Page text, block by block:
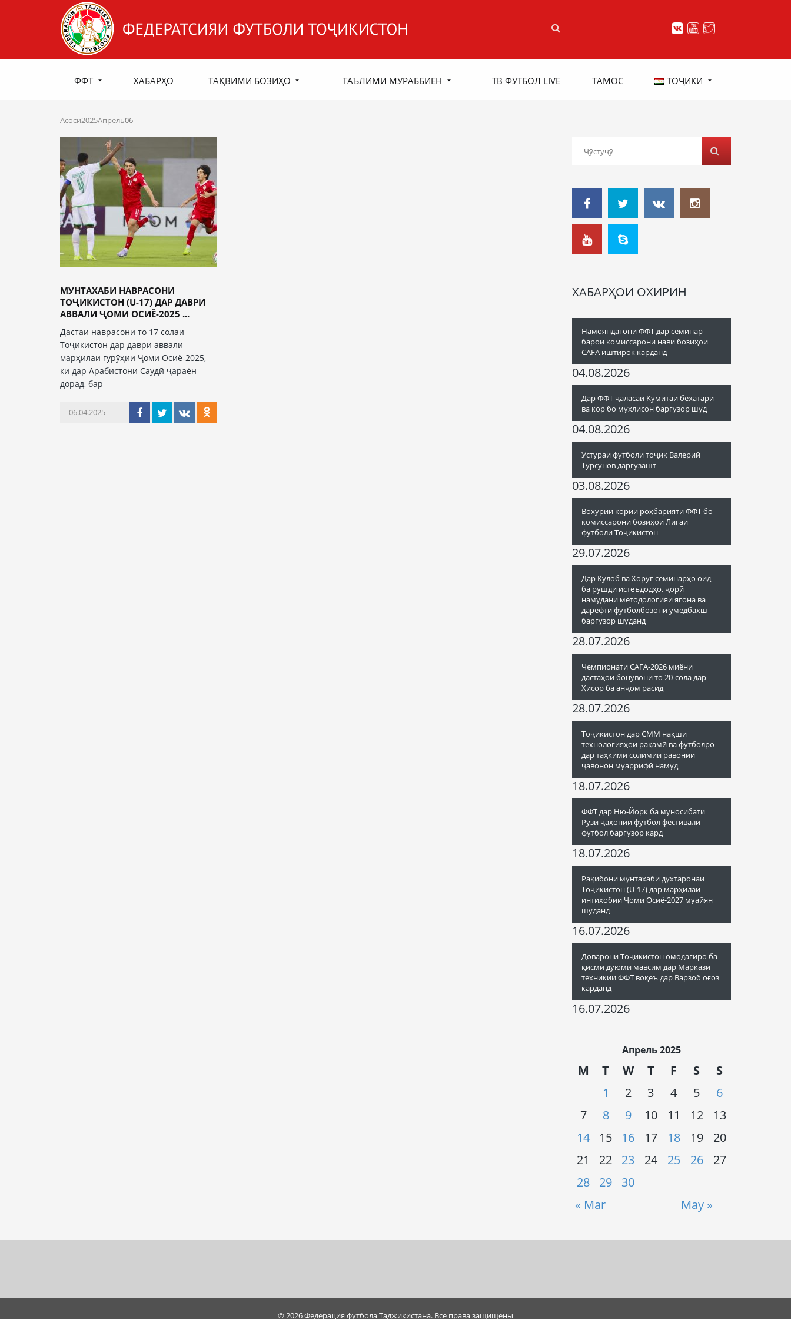
ФФТ ХАБАРҲО ТАҚВИМИ БОЗИҲО ТАЪЛИМИ МУРАББИЁН ТВ ФУТБОЛ LIVE ТАМОС ТОҶИКИ
Асосӣ2025Апрель06
МУНТАХАБИ НАВРАСОНИ
ТОҶИКИСТОН (U-17) ДАР ДАВРИ
АВВАЛИ ҶОМИ ОСИЁ-2025 ...
Дастаи наврасони то 17 солаи
Тоҷикистон дар даври аввали
марҳилаи гурӯҳии Ҷоми Осиё-2025,
ки дар Арабистони Саудӣ ҷараён
дорад, бар
06.04.2025
ХАБАРҲОИ ОХИРИН
Намояндагони ФФТ дар семинар
барои комиссарони нави бозиҳои
CAFA иштирок карданд
04.08.2026
Дар ФФТ ҷаласаи Кумитаи бехатарӣ
ва кор бо мухлисон баргузор шуд
04.08.2026
Устураи футболи тоҷик Валерий
Турсунов даргузашт
03.08.2026
Вохӯрии кории роҳбарияти ФФТ бо
комиссарони бозиҳои Лигаи
футболи Тоҷикистон
29.07.2026
Дар Кӯлоб ва Хоруғ семинарҳо оид
ба рушди истеъдодҳо, ҷорӣ
намудани методологияи ягона ва
дарёфти футболбозони умедбахш
баргузор шуданд
28.07.2026
Чемпионати CAFA-2026 миёни
дастаҳои бонувони то 20-сола дар
Ҳисор ба анҷом расид
28.07.2026
Тоҷикистон дар СММ нақши
технологияҳои рақамӣ ва футболро
дар таҳкими солимии равонии
ҷавонон муаррифӣ намуд
18.07.2026
ФФТ дар Ню-Йорк ба муносибати
Рӯзи ҷаҳонии футбол фестивали
футбол баргузор кард
18.07.2026
Рақибони мунтахаби духтаронаи
Тоҷикистон (U-17) дар марҳилаи
интихобии Ҷоми Осиё-2027 муайян
шуданд
16.07.2026
Доварони Тоҷикистон омодагиро ба
қисми дуюми мавсим дар Маркази
техникии ФФТ воқеъ дар Варзоб оғоз
карданд
16.07.2026
Апрель 2025
M T W T F S S
« Mar May »
1 2 3 4 5
6
7
8 9 10 11 12
13
14
15 16 17 18 19
20
21
22 23 24 25 26
27
28
29 30
© 2026 Федерация футбола Таджикистана. Все права защищены